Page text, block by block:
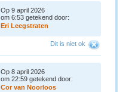
Op 9 april 2026
om 6:53 getekend door:
Eri Leegstraten
Dit is niet ok
Op 8 april 2026
om 22:59 getekend door:
Cor van Noorloos